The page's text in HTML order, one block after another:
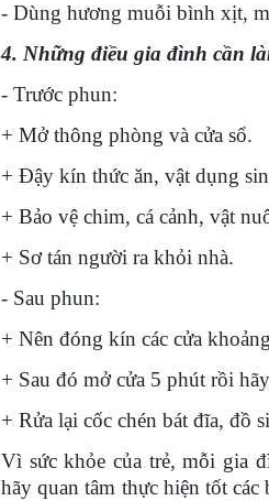
- Dùng hương muỗi bình xịt,
4. Những điều gia đình cần
- Trước phun:
+ Mở thông phòng và cửa sổ.
+ Đậy kín thức ăn, vật dụng
+ Bảo vệ chim, cá cảnh, vật
+ Sơ tán người ra khỏi nhà.
- Sau phun:
+ Nên đóng kín các cửa
+ Sau đó mở cửa 5 phút rồi
+ Rửa lại cốc chén bát đĩa, đồ
Vì sức khỏe của trẻ, mỗi gia
hãy quan tâm thực hiện tốt